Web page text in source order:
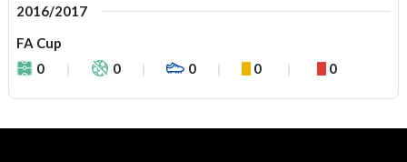
2016/2017
FA Cup
0
0 0 0 0